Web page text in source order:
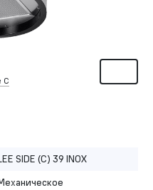
C
SIDE (C) 39 INOX